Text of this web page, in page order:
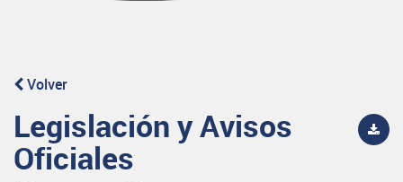
Volver
Legislación y Avisos
Oficiales